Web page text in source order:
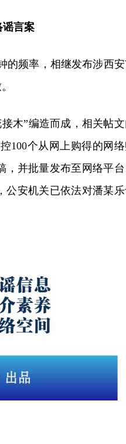
言案
的频率，相继发布涉西
木”编造而成，相关帖
100个从网上购得的网
，并批量发布至网络平
公安机关已依法对潘某